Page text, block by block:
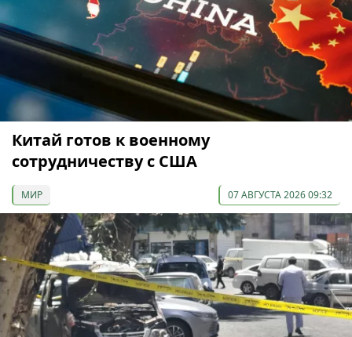
Китай готов к военному
сотрудничеству с США
МИР 07 АВГУСТА 2026 09:32